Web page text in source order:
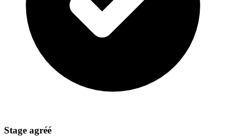
Stage agréé